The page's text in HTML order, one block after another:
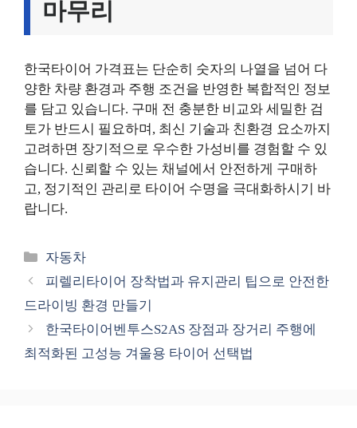
마무리
한국타이어 가격표는 단순히 숫자의 나열을 넘어 다
양한 차량 환경과 주행 조건을 반영한 복합적인 정보
를 담고 있습니다. 구매 전 충분한 비교와 세밀한 검
토가 반드시 필요하며, 최신 기술과 친환경 요소까지
고려하면 장기적으로 우수한 가성비를 경험할 수 있
습니다. 신뢰할 수 있는 채널에서 안전하게 구매하
고, 정기적인 관리로 타이어 수명을 극대화하시기 바
랍니다.
카
테
리
자동차
피렐리타이어 장착법과 유지관리 팁으로 안전한
드라이빙 환경 만들기
한국타이어벤투스S2AS 장점과 장거리 주행에
최적화된 고성능 겨울용 타이어 선택법